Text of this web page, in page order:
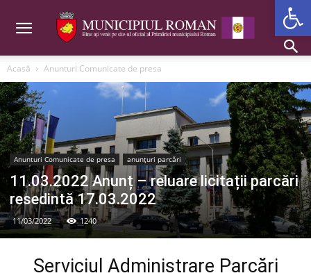
Acasă Anunturi Comunicate de presa
Anunturi Comunicate de presa anunțuri parcări
11.03.2022 Anunț – reluare licitații parcări
resedintă 17.03.2022
11/03/2022 1240
Serviciul Administrare Parcări